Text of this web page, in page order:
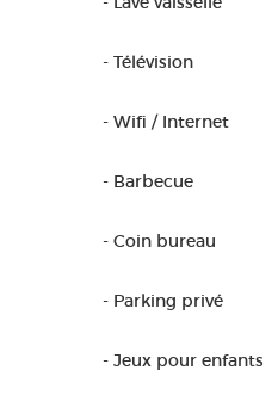
- Télévision
- Wifi / Internet
- Barbecue
- Coin bureau
- Parking privé
- Jeux pour enfants